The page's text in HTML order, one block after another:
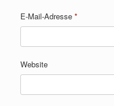
E-Mail-Adresse *
Website